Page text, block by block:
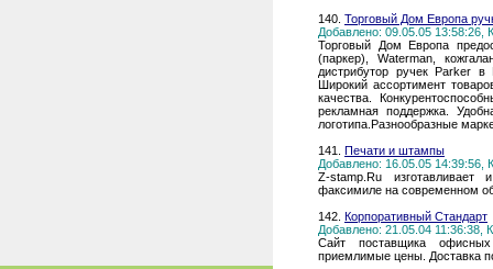
140. Торговый Дом Европа
Добавлено: 09.05.05 13:58:26,
Торговый Дом Европа
(паркер), Waterman,
дистрибутор ручек Parker
Широкий ассортимент
качества.
рекламная поддержка.
логотипа.Разнообразные
141. Печати и штампы
Добавлено: 16.05.05 14:39:56,
Z-stamp.Ru изготавливает
факсимиле на современном
142. Корпоративный Стандарт
Добавлено: 21.05.04 11:36:38,
Сайт поставщика
приемлимые цены. Доставка